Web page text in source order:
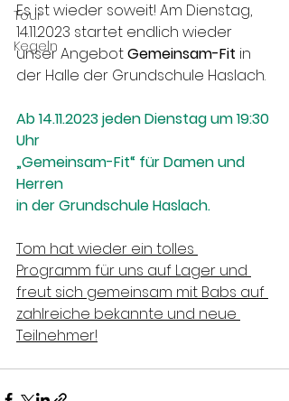
Tour
Kegeln
Es ist wieder soweit! Am Dienstag,
14.11.2023 startet endlich wieder
unser Angebot Gemeinsam-Fit in
der Halle der Grundschule Haslach.
Ab 14.11.2023 jeden Dienstag um 19:30
Uhr
„Gemeinsam-Fit“ für Damen und
Herren
in der Grundschule Haslach.
Tom hat wieder ein tolles
Programm für uns auf Lager und
freut sich gemeinsam mit Babs auf
zahlreiche bekannte und neue
Teilnehmer!